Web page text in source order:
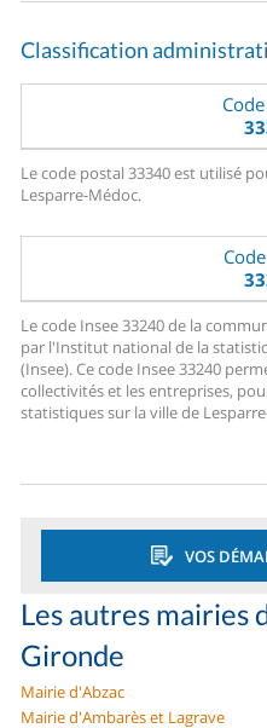
Classification
Le code postal 33340 est utilisé
Lesparre-Médoc.
Le code Insee 33240 de la
par l'Institut national de la
(Insee). Ce code Insee 33240
collectivités et les entreprises,
statistiques sur la ville de
VOS
Les autres mairies
Gironde
Mairie d'Abzac
Mairie d'Ambarès et Lagrave